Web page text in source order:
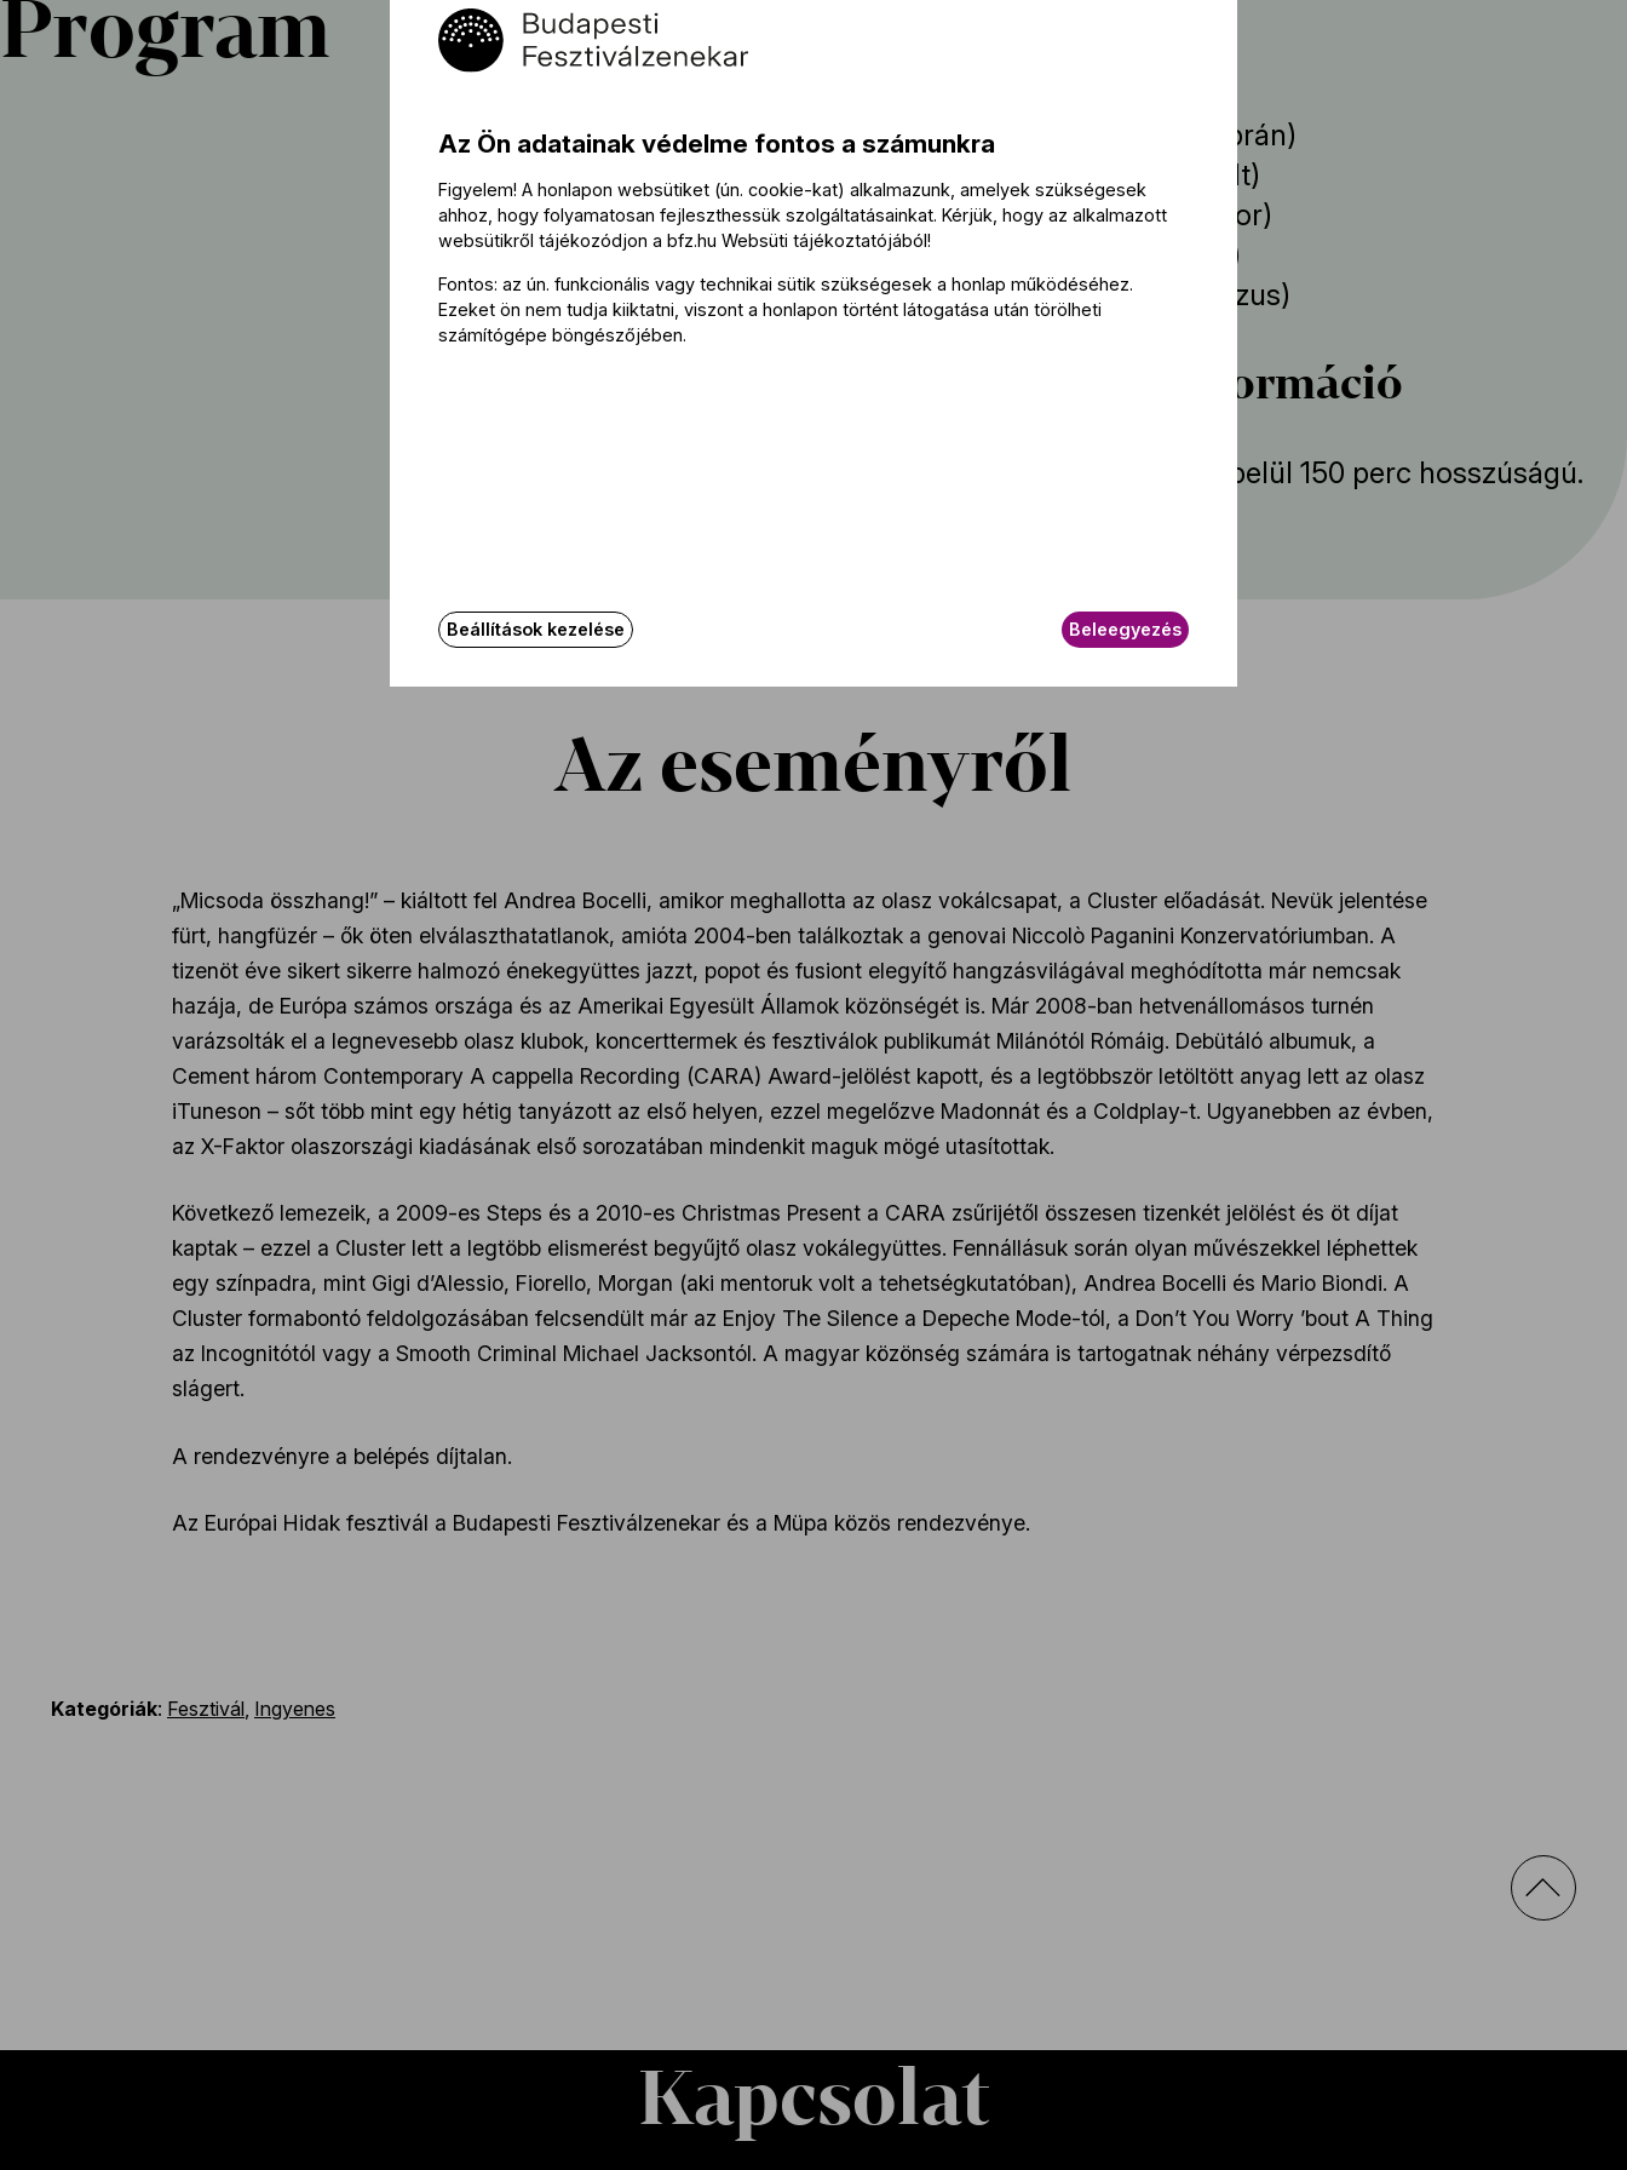
Program
Letizia Poltini
(szoprán)
Liwen Magnatta
(alt)
Nicola Nastos
(tenor)
(bariton)
Luca Moretti
(basszus)
További információ
Az esemény körülbelül 150 perc hosszúságú.
Az eseményről
„Micsoda összhang!” – kiáltott fel Andrea Bocelli, amikor meghallotta az olasz vokálcsapat, a Cluster előadását. Nevük jelentése
fürt, hangfüzér – ők öten elválaszthatatlanok, amióta 2004-ben találkoztak a genovai Niccolò Paganini Konzervatóriumban. A
tizenöt éve sikert sikerre halmozó énekegyüttes jazzt, popot és fusiont elegyítő hangzásvilágával meghódította már nemcsak
hazája, de Európa számos országa és az Amerikai Egyesült Államok közönségét is. Már 2008-ban hetvenállomásos turnén
varázsolták el a legnevesebb olasz klubok, koncerttermek és fesztiválok publikumát Milánótól Rómáig. Debütáló albumuk, a
Cement három Contemporary A cappella Recording (CARA) Award-jelölést kapott, és a legtöbbször letöltött anyag lett az olasz
iTuneson – sőt több mint egy hétig tanyázott az első helyen, ezzel megelőzve Madonnát és a Coldplay-t. Ugyanebben az évben,
az X-Faktor olaszországi kiadásának első sorozatában mindenkit maguk mögé utasítottak.
Következő lemezeik, a 2009-es Steps és a 2010-es Christmas Present a CARA zsűrijétől összesen tizenkét jelölést és öt díjat
kaptak – ezzel a Cluster lett a legtöbb elismerést begyűjtő olasz vokálegyüttes. Fennállásuk során olyan művészekkel léphettek
egy színpadra, mint Gigi d’Alessio, Fiorello, Morgan (aki mentoruk volt a tehetségkutatóban), Andrea Bocelli és Mario Biondi. A
Cluster formabontó feldolgozásában felcsendült már az Enjoy The Silence a Depeche Mode-tól, a Don’t You Worry ’bout A Thing
az Incognitótól vagy a Smooth Criminal Michael Jacksontól. A magyar közönség számára is tartogatnak néhány vérpezsdítő
slágert.
A rendezvényre a belépés díjtalan.
Az Európai Hidak fesztivál a Budapesti Fesztiválzenekar és a Müpa közös rendezvénye.
Kategóriák: Fesztivál Ingyenes
Kapcsolat
Az Ön adatainak védelme fontos a számunkra
Figyelem! A honlapon websütiket (ún. cookie-kat) alkalmazunk, amelyek szükségesek
ahhoz, hogy folyamatosan fejleszthessük szolgáltatásainkat. Kérjük, hogy az alkalmazott
websütikről tájékozódjon a bfz.hu Websüti tájékoztatójából!
Fontos: az ún. funkcionális vagy technikai sütik szükségesek a honlap működéséhez.
Ezeket ön nem tudja kiiktatni, viszont a honlapon történt látogatása után törölheti
számítógépe böngészőjében.
Beállítások kezelése Beleegyezés